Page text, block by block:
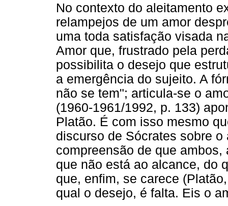
No contexto do aleitamento
relampejos de um amor
uma toda satisfação visada
Amor que, frustrado pela
possibilita o desejo que
a emergência do sujeito. A
não se tem"; articula-se o
(1960-1961/1992, p. 133)
Platão. É com isso mesmo
discurso de Sócrates sobre
compreensão de que
que não está ao alcance, do
que, enfim, se carece
qual o desejo, é falta. Eis o